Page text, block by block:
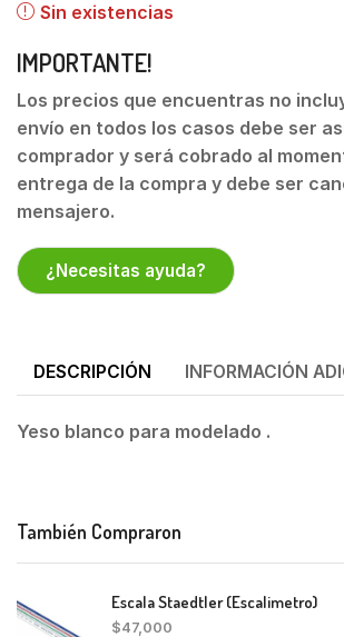
Sin existencias
IMPORTANTE!
Los precios que encuentras no
envío en todos los casos debe ser
comprador y será cobrado al
entrega de la compra y debe ser
mensajero.
¿Necesitas ayuda?
DESCRIPCIÓN INFORMACIÓN
Yeso blanco para modelado .
También Compraron
Escala Staedtler (Escalimetro)
$47,000